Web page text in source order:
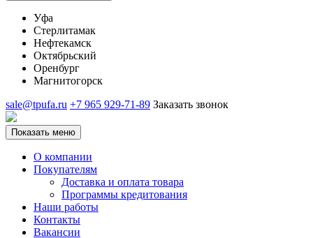
Уфа
Стерлитамак
Нефтекамск
Октябрьский
Оренбург
Магнитогорск
sale@tpufa.ru +7 965 929-71-89 Заказать звонок
Показать меню
О компании
Покупателям
Доставка и оплата товара
Программы кредитования
Наши работы
Контакты
Вакансии